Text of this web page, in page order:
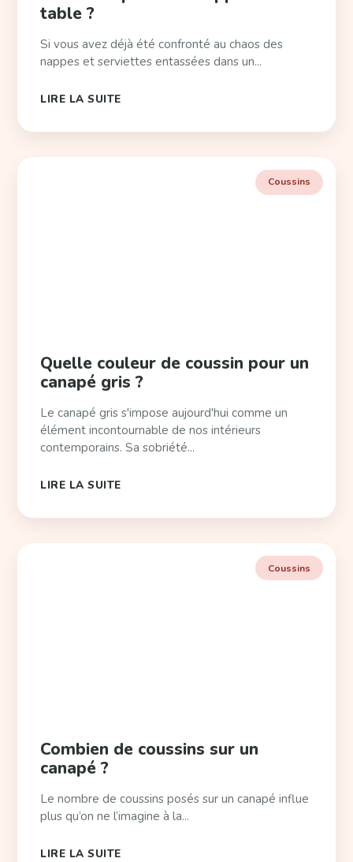
table ?
Si vous avez déjà été confronté au chaos des
nappes et serviettes entassées dans un...
LIRE LA SUITE
Coussins
Quelle couleur de coussin pour un
canapé gris ?
Le canapé gris s'impose aujourd'hui comme un
élément incontournable de nos intérieurs
contemporains. Sa sobriété...
LIRE LA SUITE
Coussins
Combien de coussins sur un
canapé ?
Le nombre de coussins posés sur un canapé influe
plus qu’on ne l’imagine à la...
LIRE LA SUITE